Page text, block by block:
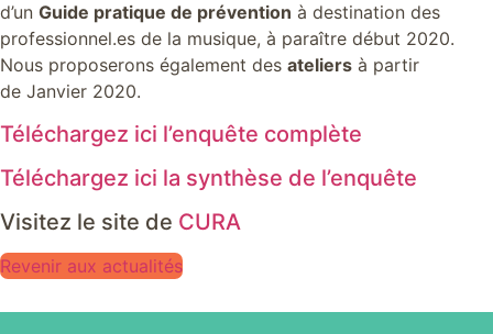
d’un Guide pratique de prévention à destination des
professionnel.es de la musique, à paraître début 2020.
Nous proposerons également des ateliers à partir
de Janvier 2020.
Téléchargez ici l’enquête complète
Téléchargez ici la synthèse de l’enquête
Visitez le site de CURA
Revenir aux actualités